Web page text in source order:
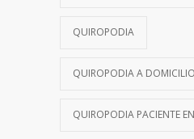
QUIROPODIA
QUIROPODIA A DOMICILIO
QUIROPODIA PACIENTE